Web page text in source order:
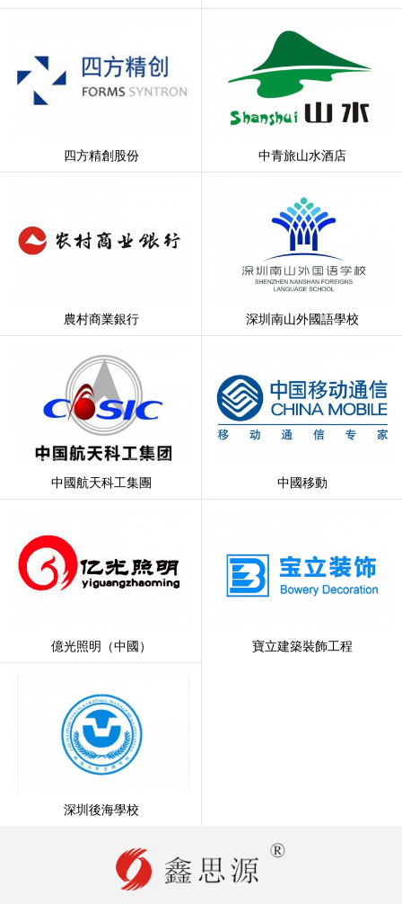
四方精創股份 中青旅山水酒店
農村商業銀行 深圳南山外國語學校
中國航天科工集團 中國移動
億光照明（中國） 寶立建築裝飾工程
深圳後海學校